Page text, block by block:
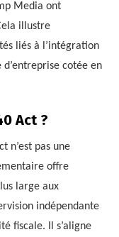
Media ont
illustre
liés à l’intégration
cotée en
Act ?
n’est pas une
offre
large aux
indépendante
fiscale. Il s’aligne